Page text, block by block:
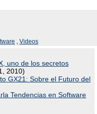
, Videos
uno de los secretos
2010)
GX21: Sobre el Futuro del
Tendencias en Software